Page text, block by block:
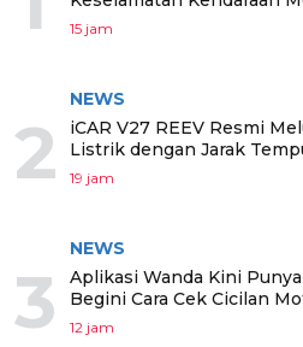
15 jam
2
NEWS
iCAR V27 REEV Resmi
Listrik dengan Jarak
19 jam
3
NEWS
Aplikasi Wanda Kini
Begini Cara Cek Cicilan
12 jam